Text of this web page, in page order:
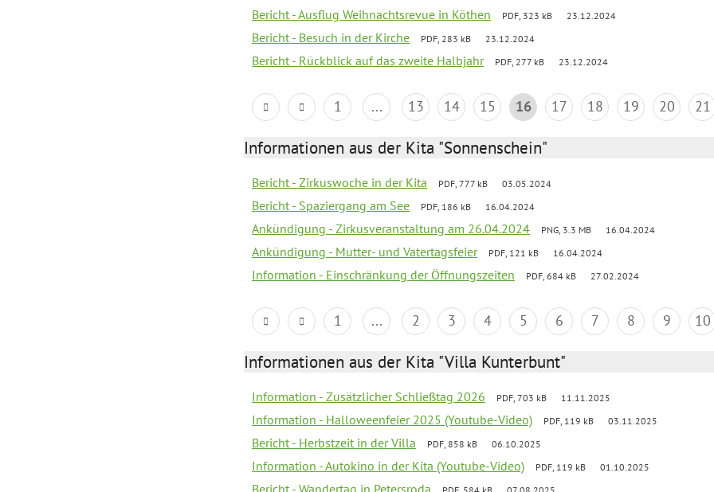
Bericht - Ausflug Weihnachtsrevue in Köthen PDF, 323 kB 23.12.2024
Bericht - Besuch in der Kirche PDF, 283 kB 23.12.2024
Bericht - Rückblick auf das zweite Halbjahr PDF, 277 kB 23.12.2024
1 ... 13 14 15 16 17 18 19 20 21
Informationen aus der Kita "Sonnenschein"
Bericht - Zirkuswoche in der Kita PDF, 777 kB 03.05.2024
Bericht - Spaziergang am See PDF, 186 kB 16.04.2024
Ankündigung - Zirkusveranstaltung am 26.04.2024 PNG, 3.3 MB 16.04.2024
Ankündigung - Mutter- und Vatertagsfeier PDF, 121 kB 16.04.2024
Information - Einschränkung der Öffnungszeiten PDF, 684 kB 27.02.2024
1 ... 2 3 4 5 6 7 8 9 10
Informationen aus der Kita "Villa Kunterbunt"
Information - Zusätzlicher Schließtag 2026 PDF, 703 kB 11.11.2025
Information - Halloweenfeier 2025 (Youtube-Video) PDF, 119 kB 03.11.2025
Bericht - Herbstzeit in der Villa PDF, 858 kB 06.10.2025
Information - Autokino in der Kita (Youtube-Video) PDF, 119 kB 01.10.2025
Bericht - Wandertag in Petersroda